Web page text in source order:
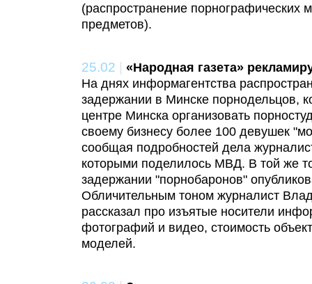
(распространение порнографических
предметов).
25.02 | «Народная газета»
На днях информагентства
задержании в Минске порнодельцов,
центре Минска организовать
своему бизнесу более 100 девушек
сообщая подробностей дела
которыми поделилось МВД. В той же
задержании "порнобаронов"
Обличительным тоном журналист
рассказал про изъятые носители
фотографий и видео, стоимость
моделей.